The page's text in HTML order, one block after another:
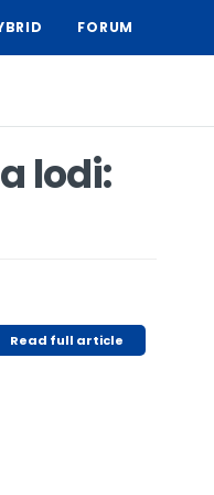
FORUM
lodi:
Read full article